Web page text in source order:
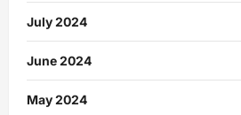
July 2024
June 2024
May 2024